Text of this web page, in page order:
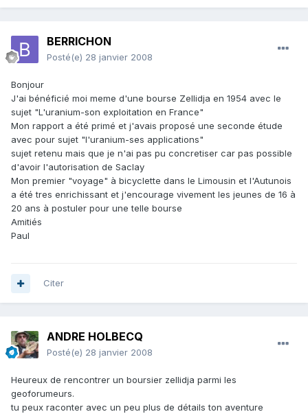
BERRICHON
Posté(e) 28 janvier 2008
Bonjour
J'ai bénéficié moi meme d'une bourse Zellidja en 1954 avec le
sujet "L'uranium-son exploitation en France"
Mon rapport a été primé et j'avais proposé une seconde étude
avec pour sujet "l'uranium-ses applications"
sujet retenu mais que je n'ai pas pu concretiser car pas possible
d'avoir l'autorisation de Saclay
Mon premier "voyage" à bicyclette dans le Limousin et l'Autunois
a été tres enrichissant et j'encourage vivement les jeunes de 16 à
20 ans à postuler pour une telle bourse
Amitiés
Paul
Citer
ANDRE HOLBECQ
Posté(e) 28 janvier 2008
Heureux de rencontrer un boursier zellidja parmi les
geoforumeurs.
tu peux raconter avec un peu plus de détails ton aventure